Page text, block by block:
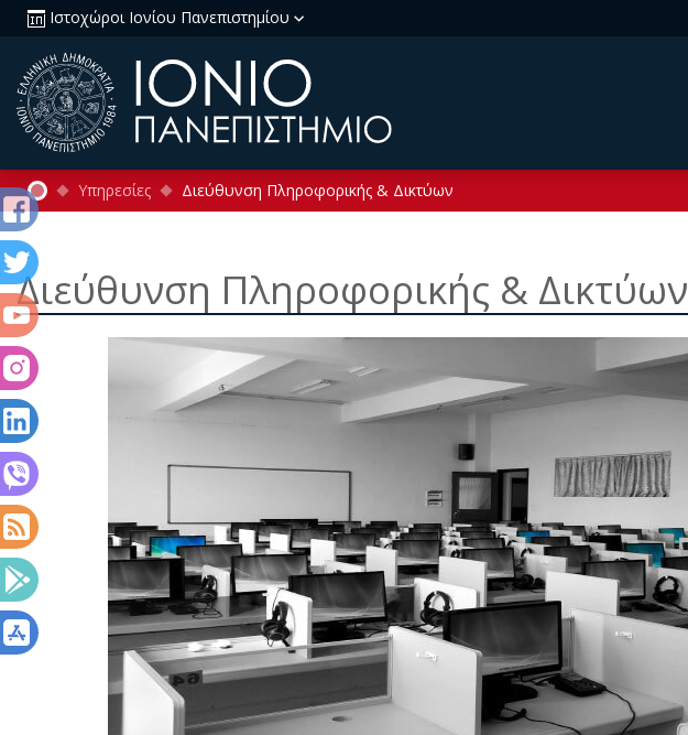
Ιστοχώροι Ιονίου Πανεπιστημίου
Υπηρεσίες Διεύθυνση Πληροφορικής & Δικτύων
Διεύθυνση Πληροφορικής & Δικτύων